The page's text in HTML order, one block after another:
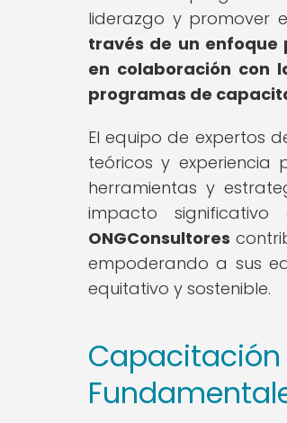
liderazgo y promover
través de un enfoque
en colaboración con
programas de
El equipo de expertos
teóricos y experiencia
herramientas y
impacto
ONGConsultores
empoderando a sus
equitativo y sostenible.
Capacitación